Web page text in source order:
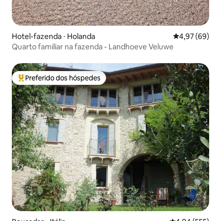
Hotel-fazenda ⋅ Holanda 4,97 de uma
4,97 (69)
Quarto familiar na fazenda - Landhoeve Veluwe
Entre os melhores preferidos dos hóspedes
Preferido dos hóspedes